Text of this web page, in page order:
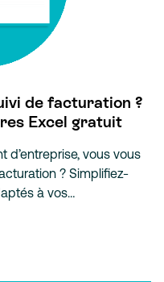
de facturation ?
Excel gratuit
d’entreprise, vous vous
? Simplifiez-
à vos…